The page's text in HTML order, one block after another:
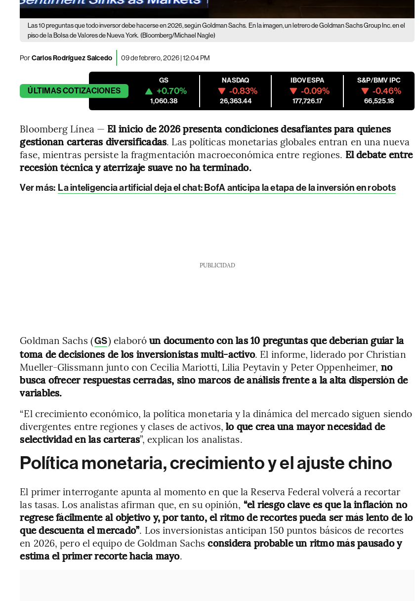
Las 10 preguntas que todo inversor debe hacerse en 2026, según Goldman Sachs. En la imagen, un letrero de Goldman Sachs Group Inc. en el
piso de la Bolsa de Valores de Nueva York. (Bloomberg/Michael Nagle)
PorCarlos Rodríguez Salcedo 09 de febrero, 2026 | 12:04 PM
ÚLTIMASCOTIZACIONES
GS
+0.70%
1,060.38
NASDAQ
-0.83%
26,363.44
IBOVESPA
-0.09%
177,726.17
S&P/BMV IPC
-0.46%
66,525.18
Bloomberg Línea — El inicio de 2026 presenta condiciones desafiantes para quienes
gestionan carteras diversificadas. Las políticas monetarias globales entran en una nueva
fase, mientras persiste la fragmentación macroeconómica entre regiones. El debate entre
recesión técnica y aterrizaje suave no ha terminado.
Ver más: La inteligencia artificial deja el chat: BofA anticipa la etapa de la inversión en robots
PUBLICIDAD
Goldman Sachs (GS) elaboróun documento con las 10 preguntas que deberían guiar la
toma de decisiones de los inversionistas multi-activo. El informe, liderado por Christian
Mueller-Glissmann junto con Cecilia Mariotti, Lilia Peytavin y Peter Oppenheimer, no
busca ofrecer respuestas cerradas, sino marcos de análisis frente a la alta dispersión de
variables.
“El crecimiento económico, la política monetaria y la dinámica del mercado siguen siendo
divergentes entre regiones y clases de activos,lo que crea una mayor necesidad de
selectividad en las carteras”, explican los analistas.
Política monetaria, crecimiento y el ajuste chino
El primer interrogante apunta al momento en que la Reserva Federal volverá a recortar
las tasas. Los analistas afirman que, en su opinión, “el riesgo clave es que la inflación no
regrese fácilmente al objetivo y, por tanto, el ritmo de recortes pueda ser más lento de lo
que descuenta el mercado”. Los inversionistas anticipan 150 puntos básicos de recortes
en 2026, pero el equipo de Goldman Sachsconsidera probable un ritmo más pausado y
estima el primer recorte hacia mayo.